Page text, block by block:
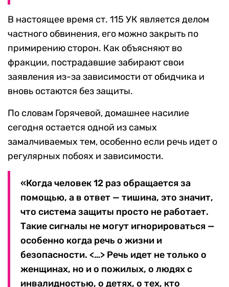
В настоящее время ст. 115 УК является делом
частного обвинения, его можно закрыть по
примирению сторон. Как объясняют во
фракции, пострадавшие забирают свои
заявления из-за зависимости от обидчика и
вновь остаются без защиты.
По словам Горячевой, домашнее насилие
сегодня остается одной из самых
замалчиваемых тем, особенно если речь идет о
регулярных побоях и зависимости.
«Когда человек 12 раз обращается за
помощью, а в ответ — тишина, это значит,
что система защиты просто не работает.
Такие сигналы не могут игнорироваться —
особенно когда речь о жизни и
безопасности. <…> Речь идет не только о
женщинах, но и о пожилых, о людях с
инвалидностью, о детях, о тех, кто